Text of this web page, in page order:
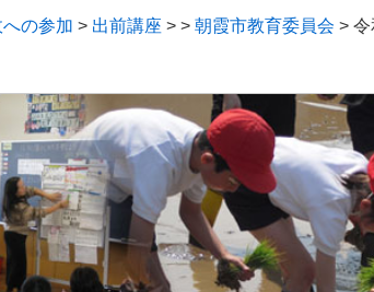
の参加 > 出前講座 > > 朝霞市教育委員会 >